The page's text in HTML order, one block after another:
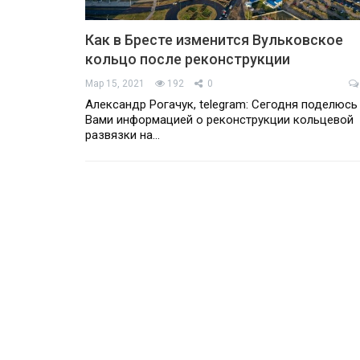
Как в Бресте изменится Вульковское
кольцо после реконструкции
Мар 15, 2021 192 0
Александр Рогачук, telegram: Сегодня поделюсь
Вами информацией о реконструкции кольцевой
развязки на…